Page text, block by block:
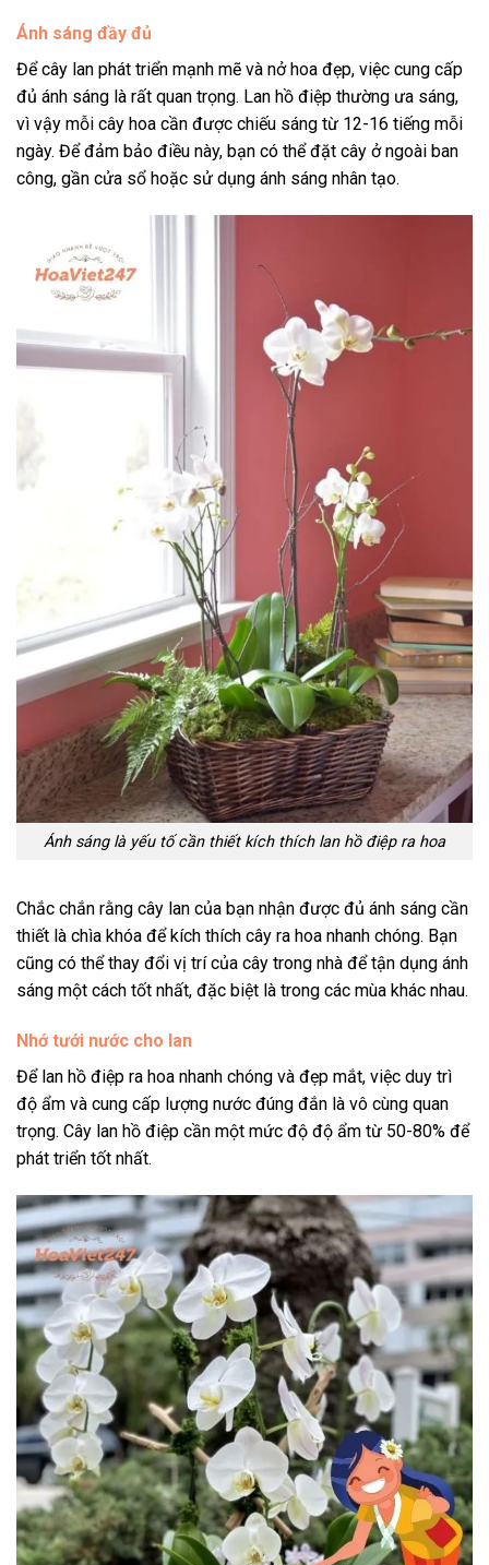
Ánh sáng đầy đủ
Để cây lan phát triển mạnh mẽ và nở hoa đẹp, việc cung cấp
đủ ánh sáng là rất quan trọng. Lan hồ điệp thường ưa sáng,
vì vậy mỗi cây hoa cần được chiếu sáng từ 12-16 tiếng mỗi
ngày. Để đảm bảo điều này, bạn có thể đặt cây ở ngoài ban
công, gần cửa sổ hoặc sử dụng ánh sáng nhân tạo.
Ánh sáng là yếu tố cần thiết kích thích lan hồ điệp ra hoa
Chắc chắn rằng cây lan của bạn nhận được đủ ánh sáng cần
thiết là chìa khóa để kích thích cây ra hoa nhanh chóng. Bạn
cũng có thể thay đổi vị trí của cây trong nhà để tận dụng ánh
sáng một cách tốt nhất, đặc biệt là trong các mùa khác nhau.
Nhớ tưới nước cho lan
Để lan hồ điệp ra hoa nhanh chóng và đẹp mắt, việc duy trì
độ ẩm và cung cấp lượng nước đúng đắn là vô cùng quan
trọng. Cây lan hồ điệp cần một mức độ độ ẩm từ 50-80% để
phát triển tốt nhất.